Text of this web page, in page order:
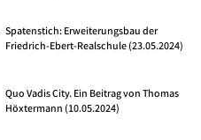
Spatenstich: Erweiterungsbau der
Friedrich-Ebert-Realschule (23.05.2024)
Quo Vadis City. Ein Beitrag von Thomas
Höxtermann (10.05.2024)